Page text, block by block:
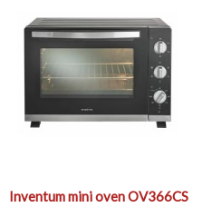
Inventum mini oven OV366CS